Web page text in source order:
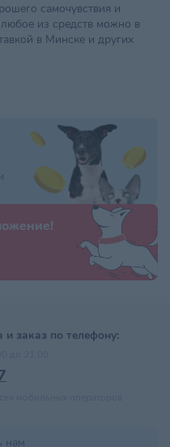
самочувствия и
из средств можно в
в Минске и других
заказ по телефону:
нам